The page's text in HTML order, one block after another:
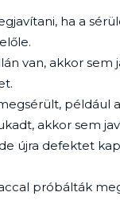
ha a
van, akkor sem
például a
akkor sem
újra defektet
próbálták